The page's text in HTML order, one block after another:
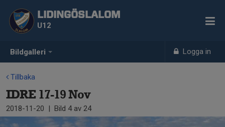
Bildgalleri Logga in
LIDINGÖSLALOM
U12
Tillbaka
IDRE 17-19 Nov
2018-11-20 | Bild 4av 24